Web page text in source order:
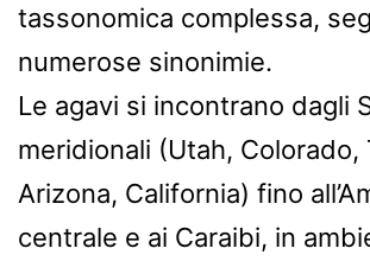
tassonomica complessa,
numerose sinonimie.
Le agavi si incontrano dagli
meridionali (Utah, Colorado,
Arizona, California) fino
centrale e ai Caraibi, in